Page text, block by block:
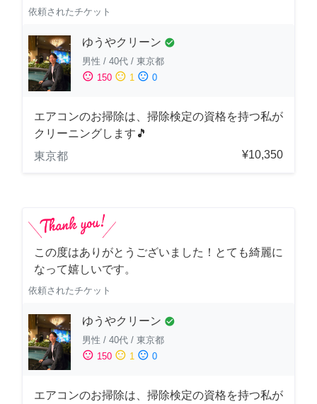
依頼されたチケット
ゆうやクリーン check_circle
男性 / 40代 / 東京都
sentiment_satisfied 150 sentiment_neutral 1 sentiment_dissatisfied 0
エアコンのお掃除は、掃除検定の資格を持つ私が
クリーニングします🎵
東京都
¥10,350
この度はありがとうございました！とても綺麗に
なって嬉しいです。
依頼されたチケット
ゆうやクリーン check_circle
男性 / 40代 / 東京都
sentiment_satisfied 150 sentiment_neutral 1 sentiment_dissatisfied 0
エアコンのお掃除は、掃除検定の資格を持つ私が